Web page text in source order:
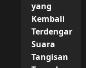
yang
Kembali
Terdengar
Suara
Tangisan